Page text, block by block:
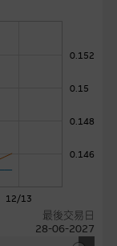
12/13
0.146
0.148
0.15
0.152
最後交易日
28-06-2027